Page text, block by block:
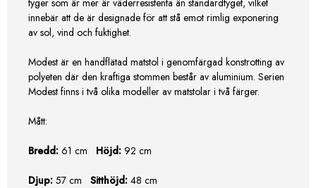
tyger som är mer är väderresistenta än standardtyget, vilket
innebär att de är designade för att stå emot rimlig exponering
av sol, vind och fuktighet.
Modest är en handflätad matstol i genomfärgad konstrotting av
polyeten där den kraftiga stommen består av aluminium. Serien
Modest finns i två olika modeller av matstolar i två färger.
Mått:
Bredd: 61 cm Höjd: 92 cm
Djup: 57 cm Sitthöjd: 48 cm